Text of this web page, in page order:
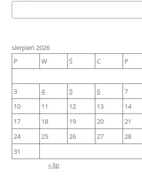
sierpień 2026
P
W Ś C P
3
4 5 6 7
10
11 12 13 14
17
18 19 20 21
24
25 26 27 28
31
« lip